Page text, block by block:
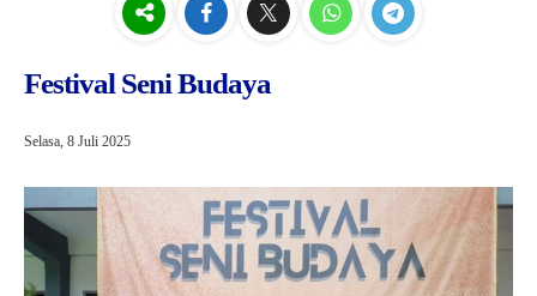
SNBP
Festival Seni Budaya
Selasa, 8 Juli 2025